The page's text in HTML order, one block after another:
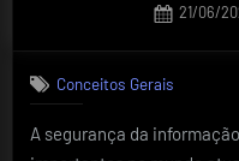
Posted
21/06/
Conceitos Gerais
A segurança da